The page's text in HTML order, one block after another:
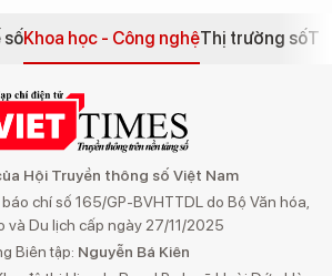
sốKhoa học - Công nghệThị trường số
Hội Truyền thông số Việt Nam
chí số 165/GP-BVHTTDL do Bộ Văn hóa,
và Du lịch cấp ngày 27/11/2025
Biên tập: Nguyễn Bá Kiên